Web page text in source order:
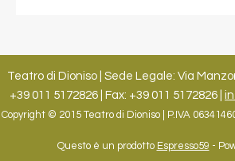
Teatro di Dioniso | Sede Legale: Via
+39 011 5172826 | Fax: +39 011 5172826 |
Copyright © 2015 Teatro di Dioniso | P.IVA
Questo è un prodotto Espresso59 -